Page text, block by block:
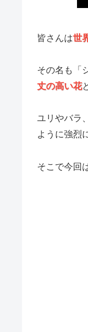
皆さんは世
その名も「
丈の高い花
ユリやバラ
ように強烈
そこで今回